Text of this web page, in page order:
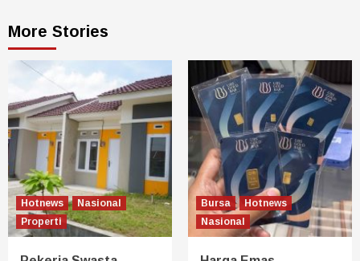
More Stories
Hotnews
Nasional
Properti
Bursa
Hotnews
Nasional